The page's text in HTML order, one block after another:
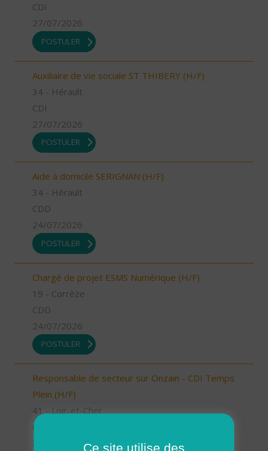
CDI
27/07/2026
POSTULER
Auxiliaire de vie sociale ST THIBERY (H/F)
34 - Hérault
CDI
27/07/2026
POSTULER
Aide à domicile SERIGNAN (H/F)
34 - Hérault
CDD
24/07/2026
POSTULER
Chargé de projet ESMS Numérique (H/F)
19 - Corrèze
CDD
24/07/2026
POSTULER
Responsable de secteur sur Onzain - CDI Temps
Plein (H/F)
41 - Loir-et-Cher
CDI
Ce site utilise des